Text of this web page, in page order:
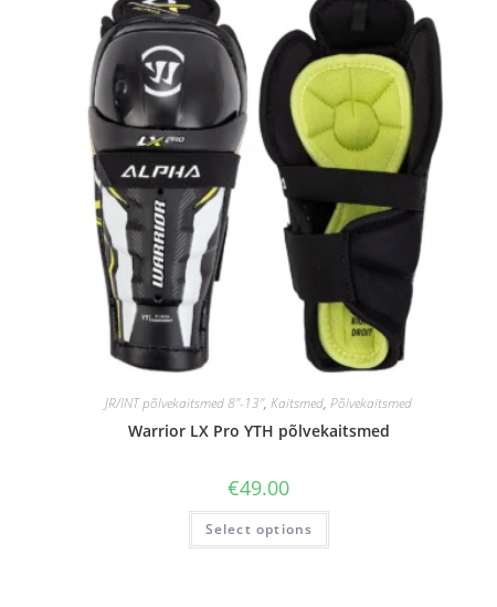
JR/INT põlvekaitsmed 8"-13",Kaitsmed,Põlvekaitsmed
Warrior LX Pro YTH põlvekaitsmed
€49.00
Select options